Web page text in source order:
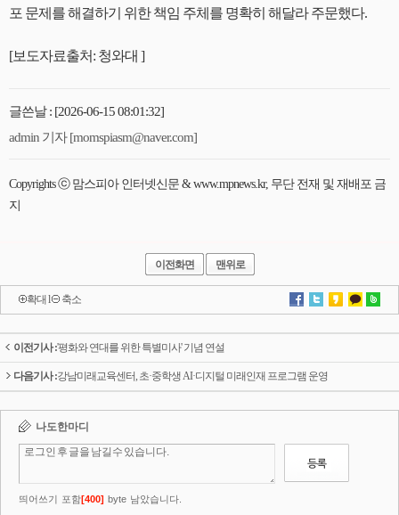
포 문제를 해결하기 위한 책임 주체를 명확히 해달라 주문했다.
[보도자료출처: 청와대 ]
글쓴날 : [2026-06-15 08:01:32]
admin 기자 [momspiasm@naver.com]
Copyrights ⓒ 맘스피아 인터넷신문 & www.mpnews.kr, 무단 전재 및 재배포 금
지
이전화면 맨위로
확대l 축소
이전기사 :'평화와 연대를 위한 특별미사' 기념 연설
다음기사 :강남미래교육센터, 초·중학생 AI·디지털 미래인재 프로그램 운영